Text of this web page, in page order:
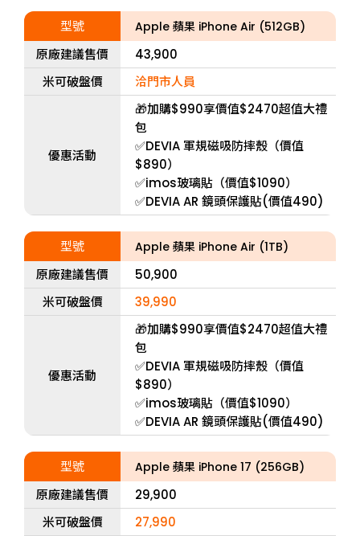
型號 Apple 蘋果 iPhone Air (512GB)
原廠建議售價
43,900
米可破盤價
洽門市人員
優惠活動
🎁加購$990享價值$2470超值大禮
包
✅DEVIA 軍規磁吸防摔殼（價值
$890）
✅imos玻璃貼（價值$1090）
✅DEVIA AR 鏡頭保護貼(價值490)
型號 Apple 蘋果 iPhone Air (1TB)
原廠建議售價
50,900
米可破盤價
39,990
優惠活動
🎁加購$990享價值$2470超值大禮
包
✅DEVIA 軍規磁吸防摔殼（價值
$890）
✅imos玻璃貼（價值$1090）
✅DEVIA AR 鏡頭保護貼(價值490)
型號 Apple 蘋果 iPhone 17 (256GB)
原廠建議售價
29,900
米可破盤價
27,990